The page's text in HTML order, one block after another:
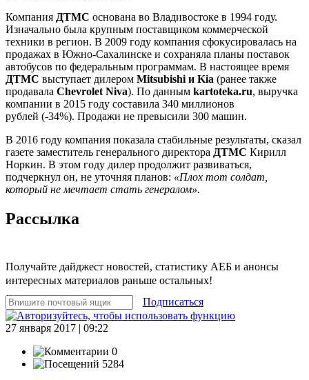
Компания ДТМС основана во Владивостоке в 1994 году.
Изначально была крупным поставщиком коммерческой
техники в регион. В 2009 году компания сфокусировалась на
продажах в Южно-Сахалинске и сохраняла планы поставок
автобусов по федеральным программам. В настоящее время
ДТМС выступает дилером Mitsubishi и Kia (ранее также
продавала Chevrolet Niva). По данным kartoteka.ru, выручка
компании в 2015 году составила 340 миллионов
рублей (-34%). Продажи не превысили 300 машин.
В 2016 году компания показала стабильные результаты, сказал
газете заместитель генерального директора ДТМС Кирилл
Норкин. В этом году дилер продолжит развиваться,
подчеркнул он, не уточняя планов: «Плох тот солдат,
который не мечтает стать генералом».
Рассылка
Получайте дайджест новостей, статистику АЕБ и анонсы
интересных материалов раньше остальных!
Подписаться
27 января 2017 | 09:22
0
5284